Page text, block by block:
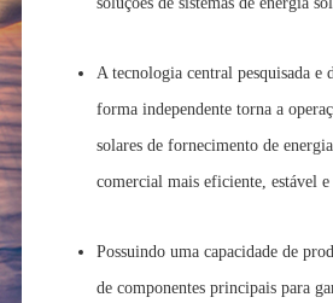
A tecnologia central pesquisada e
forma independente torna a
solares de fornecimento de
comercial mais eficiente, estável e
Possuindo uma capacidade de
de componentes principais para